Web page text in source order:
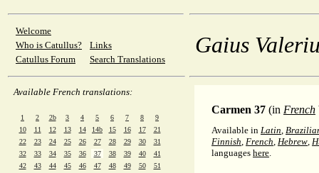
Welcome
Who is Catullus?
Links
Catullus Forum
Search Translations
Available French translations:
1 2 2b 3 4 5 6 7 8
9
10
11 12 13 14 14b 15 16 17
21
22
23 24 25 26 27 28 29 30
31
32
33 34 35 36 37 38 39 40
41
42
43 44 45 46 47 48 49 50
51
Gaius
Carmen 37 (in French
Available in Latin,
Finnish, French, Hebrew,
languages here.